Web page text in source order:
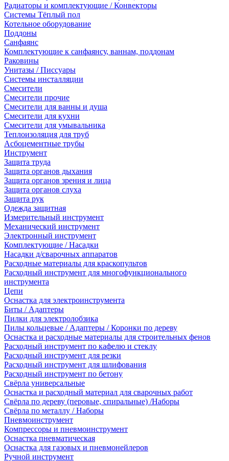
Радиаторы и комплектующие / Конвекторы
Системы Тёплый пол
Котельное оборудование
Поддоны
Санфаянс
Комплектующие к санфаянсу, ваннам, поддонам
Раковины
Унитазы / Писсуары
Системы инсталляции
Смесители
Смесители прочие
Смесители для ванны и душа
Смесители для кухни
Смесители для умывальника
Теплоизоляция для труб
Асбоцементные трубы
Инструмент
Защита труда
Защита органов дыхания
Защита органов зрения и лица
Защита органов слуха
Защита рук
Одежда защитная
Измерительный инструмент
Механический инструмент
Электронный инструмент
Комплектующие / Насадки
Насадки д/сварочных аппаратов
Расходные материалы для краскопультов
Расходный инструмент для многофункционального
инструмента
Цепи
Оснастка для электроинструмента
Биты / Адаптеры
Пилки для электролобзика
Пилы кольцевые / Адаптеры / Коронки по дереву
Оснастка и расходные материалы для строительных фенов
Расходный инструмент по кафелю и стеклу
Расходный инструмент для резки
Расходный инструмент для шлифования
Расходный инструмент по бетону
Свёрла универсальные
Оснастка и расходный материал для сварочных работ
Свёрла по дереву (перовые, спиральные) /Наборы
Свёрла по металлу / Наборы
Пневмоинструмент
Компрессоры и пневмоинструмент
Оснастка пневматическая
Оснастка для газовых и пневмонейлеров
Ручной инструмент